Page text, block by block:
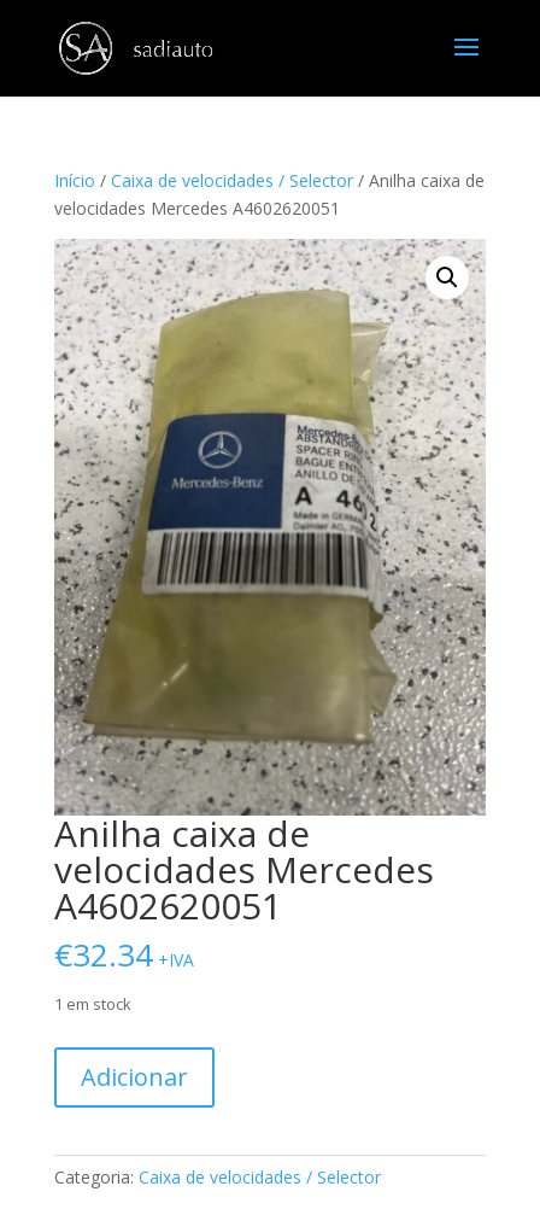
Início / Caixa de velocidades / Selector/ Anilha caixa de
velocidades Mercedes A4602620051
Anilha caixa de
velocidades Mercedes
A4602620051
€32.34 +IVA
1 em stock
Anilha
de
Adicionar
Categoria: Caixa de velocidades / Selector